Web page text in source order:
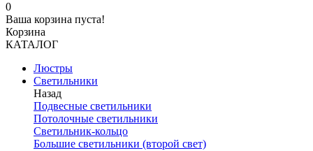
0
Ваша корзина пуста!
Корзина
КАТАЛОГ
Люстры
Светильники
Назад
Подвесные светильники
Потолочные светильники
Светильник-кольцо
Большие светильники (второй свет)